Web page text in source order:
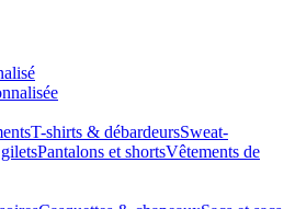
T-shirts & débardeursSweat-
Pantalons et shortsVêtements de